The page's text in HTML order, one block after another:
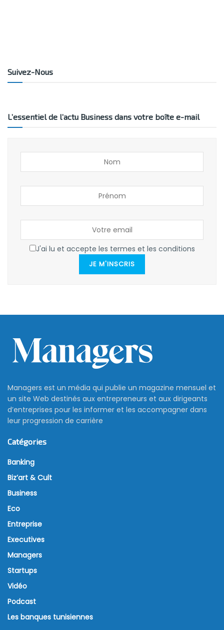
Suivez-Nous
L’essentiel de l’actu Business dans votre boîte e-mail
J'ai lu et accepte les termes et les conditions
JE M'INSCRIS
Managers est un média qui publie un magazine mensuel et
un site Web destinés aux entrepreneurs et aux dirigeants
d’entreprises pour les informer et les accompagner dans
leur progression de carrière
Catégories
Banking
Biz’art & Cult
Business
Eco
Entreprise
Executives
Managers
Startups
Vidéo
Podcast
Les banques tunisiennes